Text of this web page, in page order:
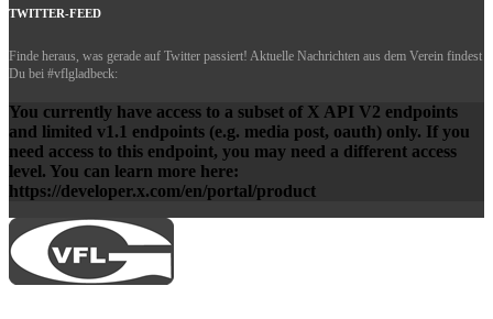
TWITTER-FEED
Finde heraus, was gerade auf Twitter passiert! Aktuelle Nachrichten aus dem Verein findest
Du bei #vflgladbeck:
You currently have access to a subset of X API V2 endpoints
and limited v1.1 endpoints (e.g. media post, oauth) only. If you
need access to this endpoint, you may need a different access
level. You can learn more here:
https://developer.x.com/en/portal/product